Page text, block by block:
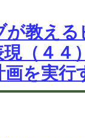
が教える
（４４
を実行